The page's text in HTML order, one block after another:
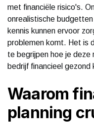
met financiële risico's.
onrealistische
kennis kunnen ervoor
problemen komt. Het is
te begrijpen hoe je deze
bedrijf financieel gezond
Waarom
planning